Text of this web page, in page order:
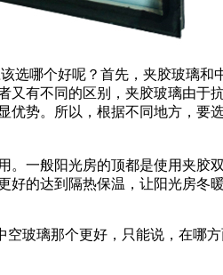
哪个好呢？首先，夹胶玻璃和
又有不同的区别，夹胶玻璃由
优势。所以，根据不同地方，
。一般阳光房的顶都是使用夹胶
的达到隔热保温，让阳光房冬暖
璃那个更好，只能说，在哪方